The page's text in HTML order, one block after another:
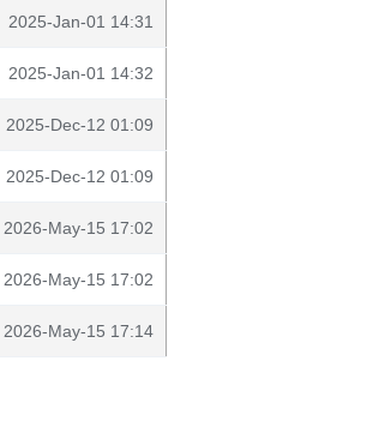
2025-Jan-01 14:31
2025-Jan-01 14:32
2025-Dec-12 01:09
2025-Dec-12 01:09
2026-May-15 17:02
2026-May-15 17:02
2026-May-15 17:14